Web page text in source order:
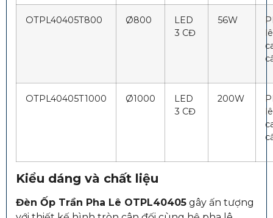
OTPL40405T800 Ø800
LED
3 CĐ
56W
lê
OTPL40405T1000 Ø1000
LED
3 CĐ
200W
lê
Kiểu dáng và chất liệu
Đèn Ốp Trần Pha Lê OTPL40405 gây ấn tượng